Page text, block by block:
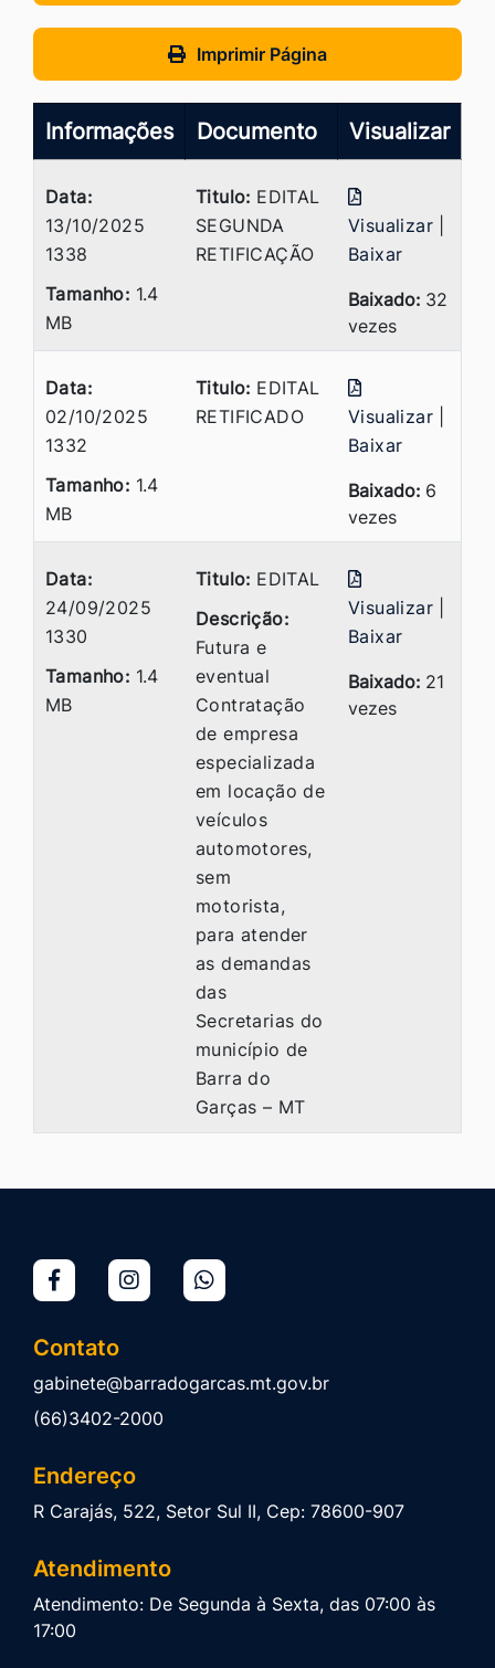
Imprimir Página
Informações Documento Visualizar
Data:
13/10/2025
1338
Tamanho: 1.4
MB
Titulo: EDITAL
SEGUNDA
RETIFICAÇÃO
Visualizar
Baixar
Baixado: 32
vezes
Data:
02/10/2025
1332
Tamanho: 1.4
MB
Titulo: EDITAL
RETIFICADO
Visualizar
Baixar
Baixado: 6
vezes
Data:
24/09/2025
1330
Tamanho: 1.4
MB
Titulo: EDITAL
Descrição:
Futura e
eventual
Contratação
de empresa
especializada
em locação de
veículos
automotores,
sem
motorista,
para atender
as demandas
das
Secretarias do
município de
Barra do
Garças – MT
Visualizar
Baixar
Baixado: 21
vezes
Contato
gabinete@barradogarcas.mt.gov.br
(66)3402-2000
Endereço
R Carajás, 522, Setor Sul II, Cep: 78600-907
Atendimento
Atendimento: De Segunda à Sexta, das 07:00 às
17:00